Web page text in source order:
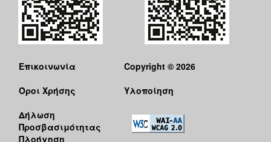
Επικοινωνία
Όροι Χρήσης
Δήλωση
Προσβασιμότητας
Πλοήγηση
Copyright © 2026
Υλοποίηση